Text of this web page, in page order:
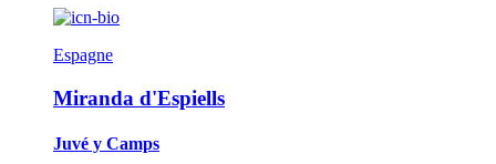
Espagne
Miranda d'Espiells
Juvé y Camps